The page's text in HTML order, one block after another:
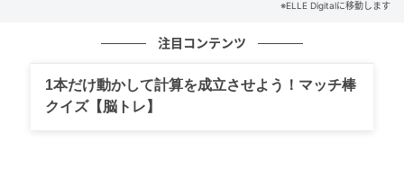
正門のゲートが開くと、美しい庭園と赤レンガ建築がゲストを迎える。アプ
1908年、明治政府が日本の司法・刑務制度の近代化を
※ELLE Digitalに移動します
注目コンテンツ
1本だけ動かして計算を成立させよう！マッチ棒
クイズ【脳トレ】